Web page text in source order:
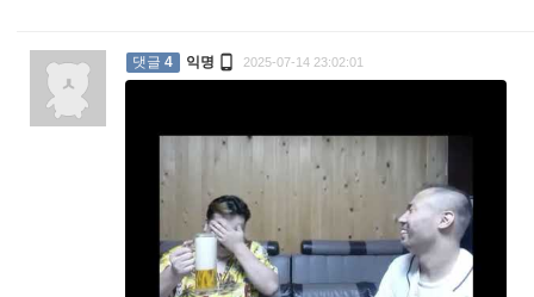
댓글 4 익명  2025-07-14 23:02:01